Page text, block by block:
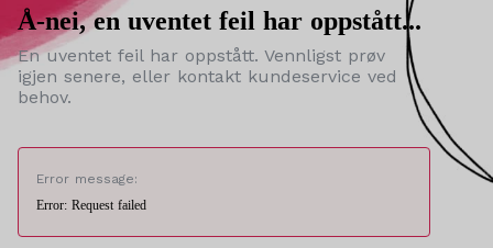
Å-nei, en uventet feil har oppstått...
En uventet feil har oppstått. Vennligst prøv
igjen senere, eller kontakt kundeservice ved
behov.
Error message:
Error: Request failed